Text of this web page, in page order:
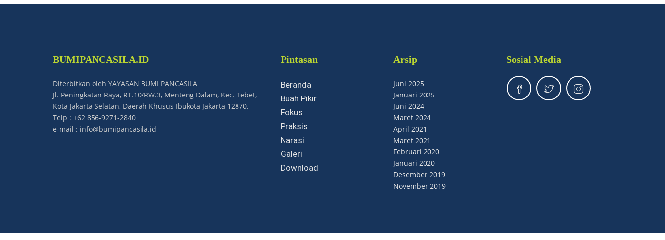
BUMIPANCASILA.ID
Diterbitkan oleh YAYASAN BUMI PANCASILA
Jl. Peningkatan Raya, RT.10/RW.3, Menteng Dalam, Kec. Tebet,
Kota Jakarta Selatan, Daerah Khusus Ibukota Jakarta 12870.
Telp : +62 856-9271-2840
e-mail : info@bumipancasila.id
Pintasan
Beranda
Buah Pikir
Fokus
Praksis
Narasi
Galeri
Download
Arsip
Juni 2025
Januari 2025
Juni 2024
Maret 2024
April 2021
Maret 2021
Februari 2020
Januari 2020
Desember 2019
November 2019
Sosial Media